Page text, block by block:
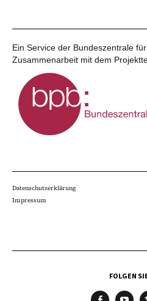
Ein Service der Bundeszentrale
Zusammenarbeit mit dem
Datenschutzerklärung
Impressum
FOLGEN